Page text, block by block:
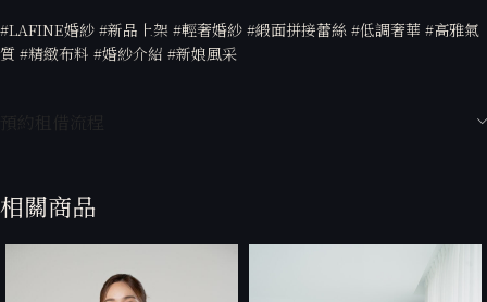
#LAFINE婚紗 #新品上架 #輕奢婚紗 #緞面拼接蕾絲 #低調奢華 #高雅氣
質 #精緻布料 #婚紗介紹 #新娘風采
相關商品